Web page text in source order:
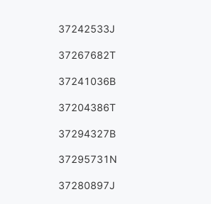
37242533J
37267682T
37241036B
37204386T
37294327B
37295731N
37280897J